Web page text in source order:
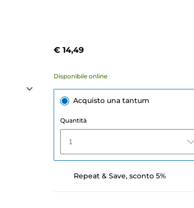
€ 14,49
Disponibile online
Acquisto una tantum
Quantità
1
Repeat & Save, sconto 5%